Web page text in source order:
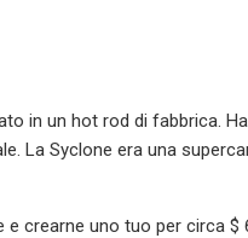
in un hot rod di fabbrica.
La Syclone era una
crearne uno tuo per circa $